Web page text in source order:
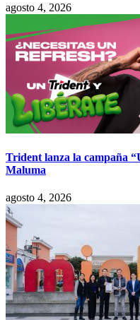
agosto 4, 2026
Trident lanza la campaña
Maluma
agosto 4, 2026